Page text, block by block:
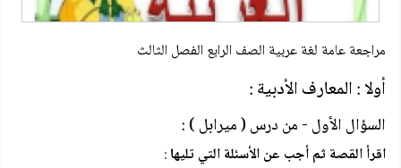
مراجعة عامة لغة عربية الصف الرابع الفصل الثالث
أولا : المعارف الأدبية :
السؤال الأول - من درس ( میرابل ) :
اقرأ القصة ثم أجب عن الأسئلة التي تليها: